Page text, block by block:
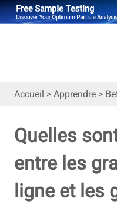
Accueil >Apprendre >
Quelles
entre les
ligne et les